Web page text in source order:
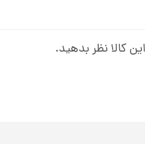
کالا نظر بدهید.